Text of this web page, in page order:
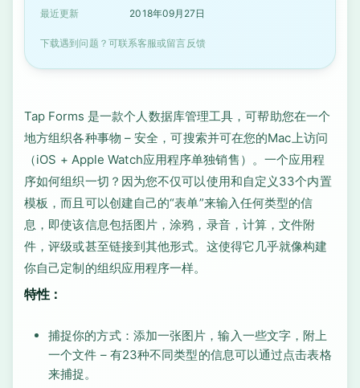
最近更新 2018年09月27日
下载遇到问题？可联系客服或留言反馈
Tap Forms 是一款个人数据库管理工具，可帮助您在一个
地方组织各种事物 – 安全，可搜索并可在您的Mac上访问
（iOS + Apple Watch应用程序单独销售）。一个应用程
序如何组织一切？因为您不仅可以使用和自定义33个内置
模板，而且可以创建自己的“表单”来输入任何类型的信
息，即使该信息包括图片，涂鸦，录音，计算，文件附
件，评级或甚至链接到其他形式。这使得它几乎就像构建
你自己定制的组织应用程序一样。
特性：
捕捉你的方式：添加一张图片，输入一些文字，附上
一个文件 – 有23种不同类型的信息可以通过点击表格
来捕捉。